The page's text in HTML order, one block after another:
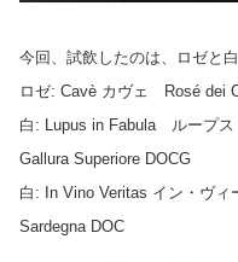
今回、試飲したのは、ロゼと
ロゼ: Cavè カヴェ Rosé dei
白: Lupus in Fabula ループ
Gallura Superiore DOCG
白: In Vino Veritas イン・ヴ
Sardegna DOC